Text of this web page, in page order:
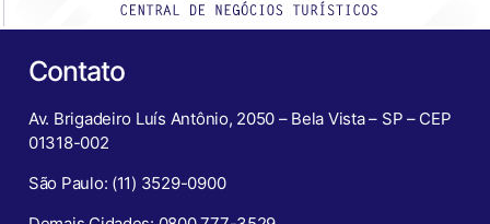
Contato
Av. Brigadeiro Luís Antônio, 2050 – Bela Vista – SP – CEP
01318-002
São Paulo: (11) 3529-0900